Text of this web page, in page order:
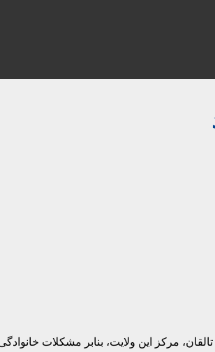
مرکز این ولایت، بنابر مشکلات